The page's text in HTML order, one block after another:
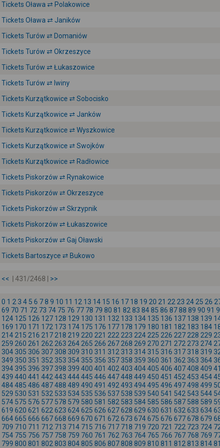
Tickets Oława ⇄ Polakowice
Tickets Oława ⇄ Janików
Tickets Turów ⇄ Domaniów
Tickets Turów ⇄ Okrzeszyce
Tickets Turów ⇄ Łukaszowice
Tickets Turów ⇄ Iwiny
Tickets Kurzątkowice ⇄ Sobocisko
Tickets Kurzątkowice ⇄ Janków
Tickets Kurzątkowice ⇄ Wyszkowice
Tickets Kurzątkowice ⇄ Swojków
Tickets Kurzątkowice ⇄ Radłowice
Tickets Piskorzów ⇄ Rynakowice
Tickets Piskorzów ⇄ Okrzeszyce
Tickets Piskorzów ⇄ Skrzypnik
Tickets Piskorzów ⇄ Łukaszowice
Tickets Piskorzów ⇄ Gaj Oławski
Tickets Bartoszyce ⇄ Bukowo
<< | 431/2468 | >>
0 1 2 3 4 5 6 78 9 10 11 12 13 14 15 16 17 18 19 20 21 22 23 24 25 26
69 70 71 72 73 74 75 76 77 78 79 80 81 82 83 8485 86 8788 89 90 91
124 125 126 127 128 129 130 131 132 133 134 135 136 137 138 139
169 170 171 172 173 174 175 176 177 178 179 180 181 182 183 184
214 215 216 217 218 219 220 221 222 223 224 225 226 227 228 229
259 260 261 262 263 264 265 266 267 268 269 270 271 272 273 274
304 305 306 307 308 309 310 311 312 313 314 315 316 317 318 319
349 350 351 352 353 354 355 356 357 358 359 360 361 362 363 364
394 395 396 397 398 399 400 401 402 403 404405 406 407408 409
439 440 441 442 443 444445 446 447448 449 450 451 452 453 454
484485 486 487488 489 490 491 492 493 494495 496 497498 499
529 530 531 532 533 534 535 536 537 538 539 540 541 542 543 544
574 575 576 577 578 579 580 581 582 583 584 585 586 587 588 589
619 620 621 622 623 624625 626 627628 629 630 631 632 633 634
664665 666 667668 669 670 671 672 673 674675 676 677678 679
709 710 711 712 713 714 715 716 717 718 719 720 721 722 723 724
754 755 756 757 758 759 760 761 762 763 764 765 766 767 768 769
799 800 801 802 803 804805 806 807808 809 810 811 812 813 814